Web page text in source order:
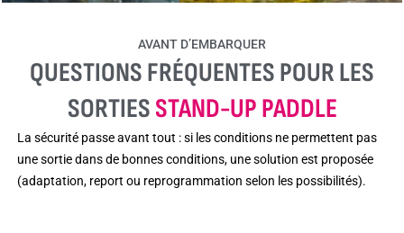
AVANT D’EMBARQUER
QUESTIONS FRÉQUENTES POUR LES
SORTIESSTAND-UP PADDLE
La sécurité passe avant tout : si les conditions ne permettent pas
une sortie dans de bonnes conditions, une solution est proposée
(adaptation, report ou reprogrammation selon les possibilités).